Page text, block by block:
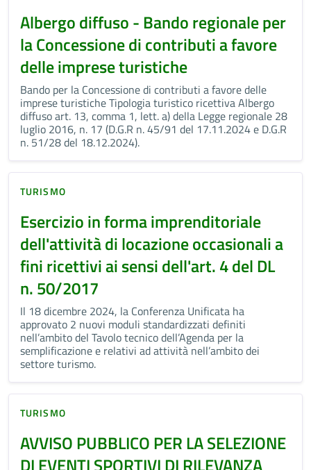
Albergo diffuso - Bando regionale per
la Concessione di contributi a favore
delle imprese turistiche
Bando per la Concessione di contributi a favore delle
imprese turistiche Tipologia turistico ricettiva Albergo
diffuso art. 13, comma 1, lett. a) della Legge regionale 28
luglio 2016, n. 17 (D.G.R n. 45/91 del 17.11.2024 e D.G.R
n. 51/28 del 18.12.2024).
TURISMO
Esercizio in forma imprenditoriale
dell'attività di locazione occasionali a
fini ricettivi ai sensi dell'art. 4 del DL
n. 50/2017
Il 18 dicembre 2024, la Conferenza Unificata ha
approvato 2 nuovi moduli standardizzati definiti
nell’ambito del Tavolo tecnico dell’Agenda per la
semplificazione e relativi ad attività nell’ambito dei
settore turismo.
TURISMO
AVVISO PUBBLICO PER LA SELEZIONE